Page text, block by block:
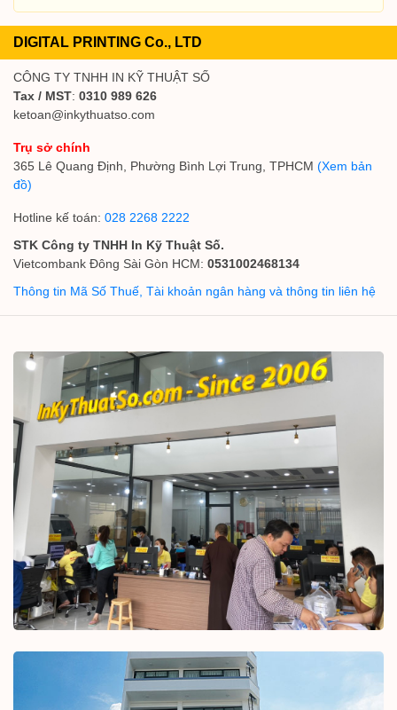
DIGITAL PRINTING Co., LTD
CÔNG TY TNHH IN KỸ THUẬT SỐ
Tax / MST: 0310 989 626
ketoan@inkythuatso.com
Trụ sở chính
365 Lê Quang Định, Phường Bình Lợi Trung, TPHCM (Xem bản
đồ)
Hotline kế toán: 028 2268 2222
STK Công ty TNHH In Kỹ Thuật Số.
Vietcombank Đông Sài Gòn HCM: 0531002468134
Thông tin Mã Số Thuế, Tài khoản ngân hàng và thông tin liên hệ